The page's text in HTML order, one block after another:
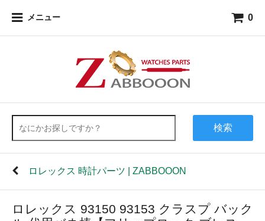
メニュー 0
検索
ロレックス 時計パーツ | ZABBOOON
ロレックス 93150 93153 クラスプ バック